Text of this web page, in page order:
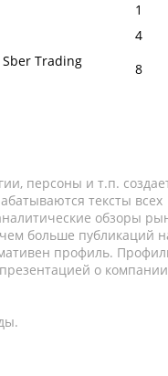
1
4
Trading
8
персоны и т.п.
тексты всех
обзоры
больше публикаций
профиль.
о